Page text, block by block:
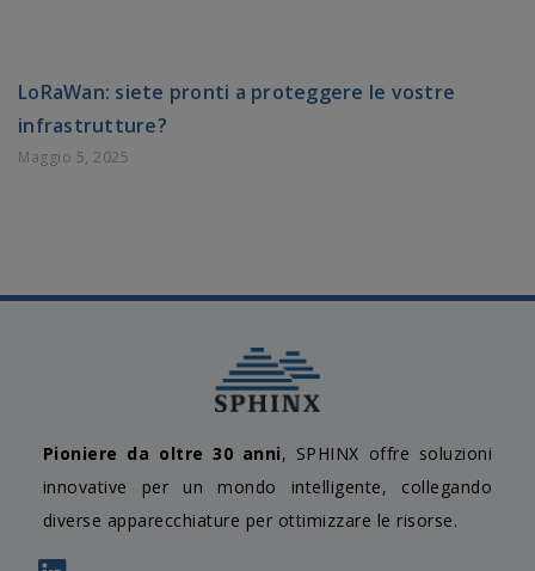
LoRaWan: siete pronti a proteggere le vostre
infrastrutture?
Maggio 5, 2025
Pioniere da oltre 30 anni, SPHINX offre soluzioni
innovative per un mondo intelligente, collegando
diverse apparecchiature per ottimizzare le risorse.